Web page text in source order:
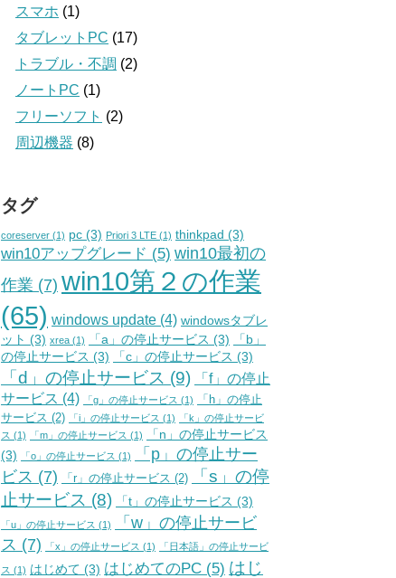
スマホ (1)
タブレットPC (17)
トラブル・不調 (2)
ノートPC (1)
フリーソフト (2)
周辺機器 (8)
タグ
coreserver (1) pc (3) Priori 3 LTE (1) thinkpad (3)
win10アップグレード (5) win10最初の
作業 (7) win10第２の作業
(65) windows update (4) windowsタブレ
ット (3) xrea (1) 「a」の停止サービス (3)
「b」
の停止サービス (3) 「c」の停止サービス (3)
「d」の停止サービス (9)
「f」の停止
サービス (4) 「g」の停止サービス (1)
「h」の停止
サービス (2) 「i」の停止サービス (1)
「k」の停止サービ
ス (1) 「m」の停止サービス (1)
「n」の停止サービス
(3)
「o」の停止サービス (1)
「p」の停止サー
ビス (7) 「r」の停止サービス (2)
「s」の停
止サービス (8) 「t」の停止サービス (3)
「u」の停止サービス (1)
「w」の停止サービ
ス (7) 「x」の停止サービス (1) 「日本語」の停止サービ
ス (1) はじめて (3) はじめてのPC (5) はじ